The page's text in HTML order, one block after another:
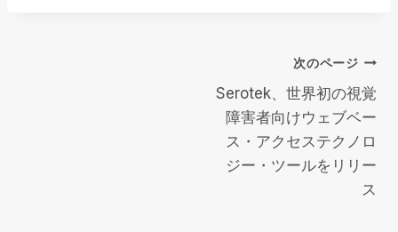
次のページ
Serotek、世界初の視覚
障害者向けウェブベー
ス・アクセステクノロ
ジー・ツールをリリー
ス